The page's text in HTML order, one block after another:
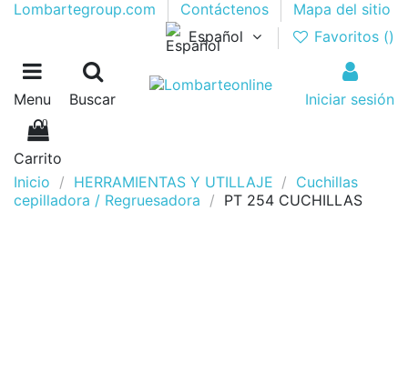
Lombartegroup.com Contáctenos
Mapa del sitio
Español
Favoritos ()
Menu Buscar Iniciar sesión
0
Carrito
Inicio
HERRAMIENTAS Y UTILLAJE
Cuchillas
cepilladora / Regruesadora
PT 254 CUCHILLAS